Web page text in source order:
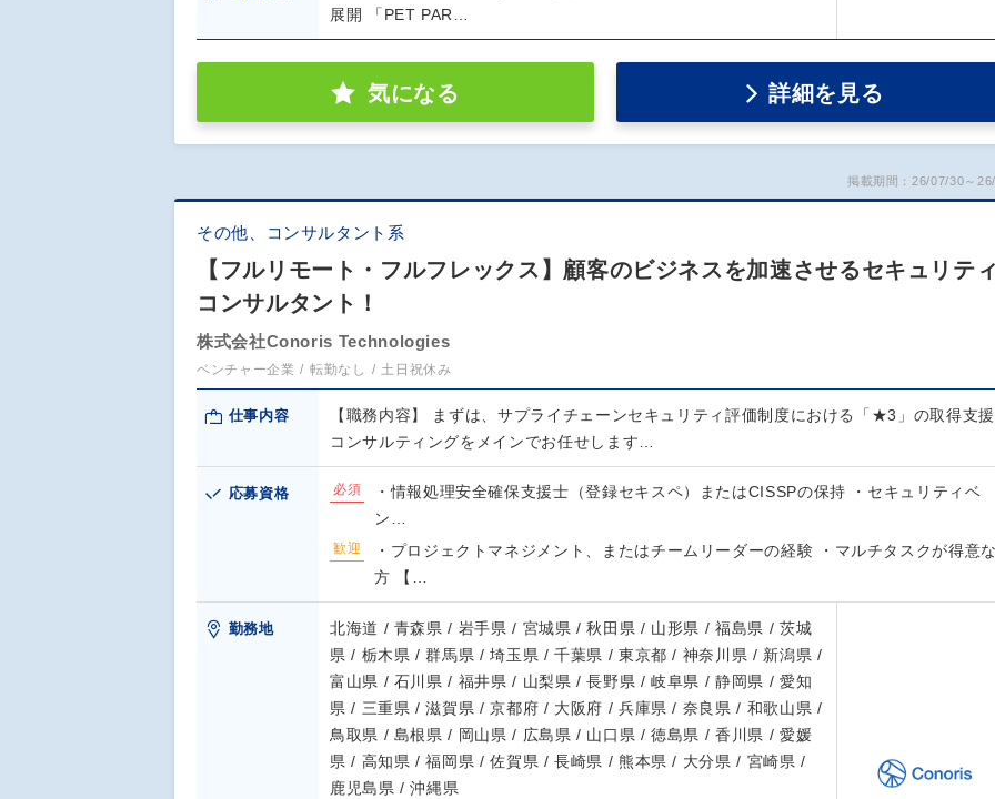
展開 「PET PAR…
気になる 詳細を見る
掲載期間：26/07/30～
その他、コンサルタント系
【フルリモート・フルフレックス】顧客のビジネスを加速させるセキュリテ
コンサルタント！
株式会社Conoris Technologies
ベンチャー企業 転勤なし 土日祝休み
仕事内容
【職務内容】 まずは、サプライチェーンセキュリティ評価制度における「★3」の取得支援
コンサルティングをメインでお任せします…
応募資格 必須
・情報処理安全確保支援士（登録セキスペ）またはCISSPの保持 ・セキュリティベ
ン…
歓迎
・プロジェクトマネジメント、またはチームリーダーの経験 ・マルチタスクが得意
方 【…
勤務地
北海道 / 青森県 / 岩手県 / 宮城県 / 秋田県 / 山形県 / 福島県 / 茨城
県 / 栃木県 / 群馬県 / 埼玉県 / 千葉県 / 東京都 / 神奈川県 / 新潟県 /
富山県 / 石川県 / 福井県 / 山梨県 / 長野県 / 岐阜県 / 静岡県 / 愛知
県 / 三重県 / 滋賀県 / 京都府 / 大阪府 / 兵庫県 / 奈良県 / 和歌山県 /
鳥取県 / 島根県 / 岡山県 / 広島県 / 山口県 / 徳島県 / 香川県 / 愛媛
県 / 高知県 / 福岡県 / 佐賀県 / 長崎県 / 熊本県 / 大分県 / 宮崎県 /
鹿児島県 / 沖縄県